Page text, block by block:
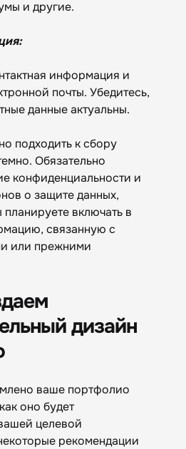
и другие.
информация и
почты. Убедитесь,
данные актуальны.
подходить к сбору
Обязательно
конфиденциальности и
о защите данных,
включать в
связанную с
или прежними
дизайн
ваше портфолио
оно будет
целевой
рекомендации